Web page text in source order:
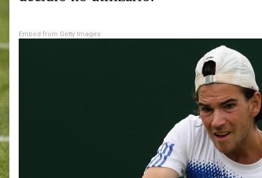
Embed from Getty Images